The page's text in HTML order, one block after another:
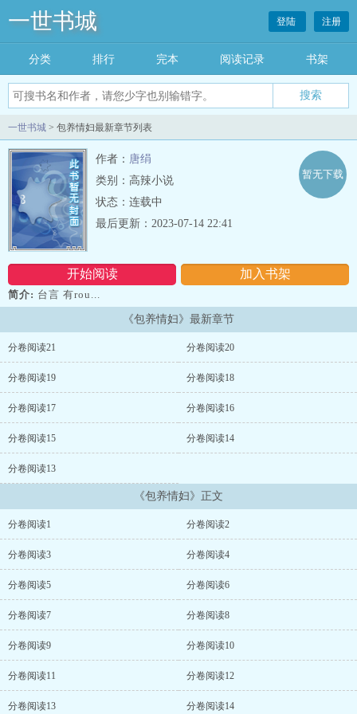
一世书城 登陆 注册
分类 排行 完本 阅读记录 书架
一世书城 > 包养情妇最新章节列表
作者： 唐绢
类别：高辣小说
状态：连载中
开始阅读 加入书架
暂无下载
最后更新：2023-07-14 22:41
简介: 台言 有rou...
《包养情妇》最新章节
分卷阅读21 分卷阅读20
分卷阅读19 分卷阅读18
分卷阅读17 分卷阅读16
分卷阅读15 分卷阅读14
分卷阅读13
《包养情妇》正文
分卷阅读1 分卷阅读2
分卷阅读3 分卷阅读4
分卷阅读5 分卷阅读6
分卷阅读7 分卷阅读8
分卷阅读9 分卷阅读10
分卷阅读11 分卷阅读12
分卷阅读13 分卷阅读14